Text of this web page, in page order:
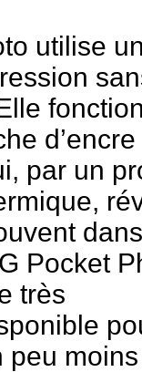
utilise
d’encre
par un
Pocket
très
peu